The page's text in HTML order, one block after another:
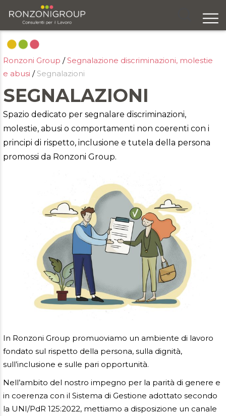
Chi siamo
Servizi
Eventi
Ricerca e selezione
Responsabilità sociale
AREA RISERVATA
Ronzoni Group /Segnalazione discriminazioni, molestie
e abusi / Segnalazioni
SEGNALAZIONI
Spazio dedicato per segnalare discriminazioni,
molestie, abusi o comportamenti non coerenti con i
principi di rispetto, inclusione e tutela della persona
promossi da Ronzoni Group.
In Ronzoni Group promuoviamo un ambiente di lavoro
fondato sul rispetto della persona, sulla dignità,
sull’inclusione e sulle pari opportunità.
Nell’ambito del nostro impegno per la parità di genere e
in coerenza con il Sistema di Gestione adottato secondo
la UNI/PdR 125:2022, mettiamo a disposizione un canale